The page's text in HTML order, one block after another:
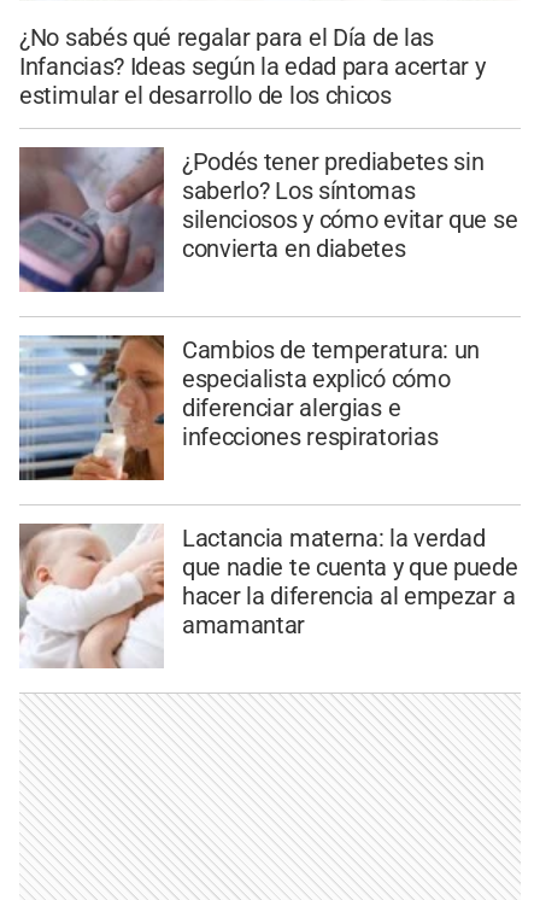
¿No sabés qué regalar para el Día de las
Infancias? Ideas según la edad para acertar y
estimular el desarrollo de los chicos
¿Podés tener prediabetes sin
saberlo? Los síntomas
silenciosos y cómo evitar que se
convierta en diabetes
Cambios de temperatura: un
especialista explicó cómo
diferenciar alergias e
infecciones respiratorias
Lactancia materna: la verdad
que nadie te cuenta y que puede
hacer la diferencia al empezar a
amamantar